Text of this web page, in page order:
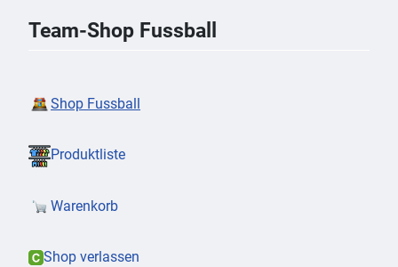
Team-Shop Fussball
Shop Fussball
Produktliste
Warenkorb
Shop verlassen